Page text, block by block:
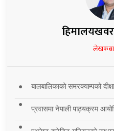
बालबालिकाको समरक्याम्पको
प्रवासमा नेपाली पाठ्यक्रम